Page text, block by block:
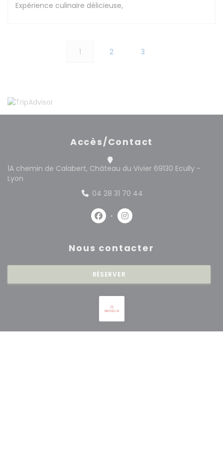
Expérience culinaire délicieuse,
1 2 3
Accès/Contact
1A chemin de Calabert, Château du Vivier 69130 Ecully -
Lyon
04 28 31 70 44
Facebook ((ouvre une
Instagram ((ouvre une
Nous contacter
RÉSERVER